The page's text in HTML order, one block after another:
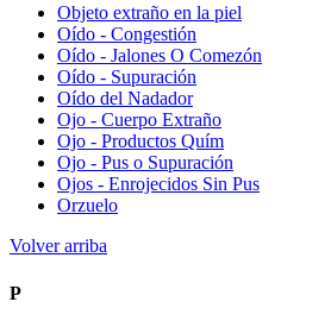
Objeto extraño en la piel
Oído - Congestión
Oído - Jalones O Comezón
Oído - Supuración
Oído del Nadador
Ojo - Cuerpo Extraño
Ojo - Productos Quím
Ojo - Pus o Supuración
Ojos - Enrojecidos Sin Pus
Orzuelo
Volver arriba
P